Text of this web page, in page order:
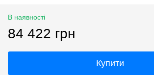
В наявності
84 422 грн
Купити